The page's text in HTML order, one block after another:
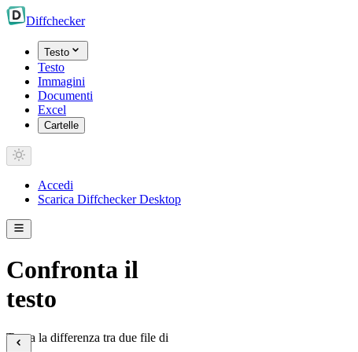
Diffchecker
Testo
Testo
Immagini
Documenti
Excel
Cartelle
Accedi
Scarica Diffchecker Desktop
Confronta il
testo
Trova la differenza tra due file di